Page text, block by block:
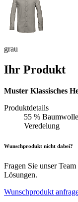
grau
Ihr Produkt
Muster Klassisches
Produktdetails
55 %
Veredelung
Wunschprodukt nicht dabei?
Fragen Sie unser
Lösungen.
Wunschprodukt